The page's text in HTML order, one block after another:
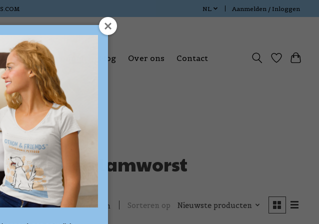
NL Aanmelden / Inloggen
Sale Cadeaubonnen Blog Over ons Contact
en lamworst
2 producten Sorteren op Nieuwste producten